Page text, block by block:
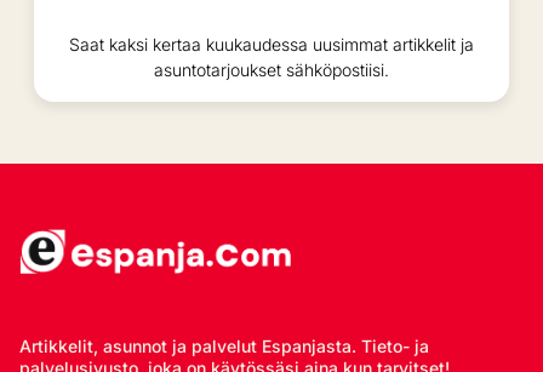
Saat kaksi kertaa kuukaudessa uusimmat artikkelit ja
asuntotarjoukset sähköpostiisi.
Artikkelit, asunnot ja palvelut Espanjasta. Tieto- ja
palvelusivusto, joka on käytössäsi aina kun tarvitset!